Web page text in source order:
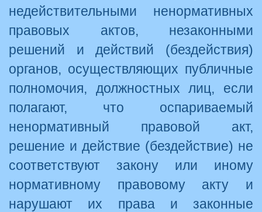
недействительными ненормативных
правовых актов, незаконными
решений и действий (бездействия)
органов, осуществляющих публичные
полномочия, должностных лиц, если
полагают, что оспариваемый
ненормативный правовой акт,
решение и действие (бездействие) не
соответствуют закону или иному
нормативному правовому акту и
нарушают их права и законные